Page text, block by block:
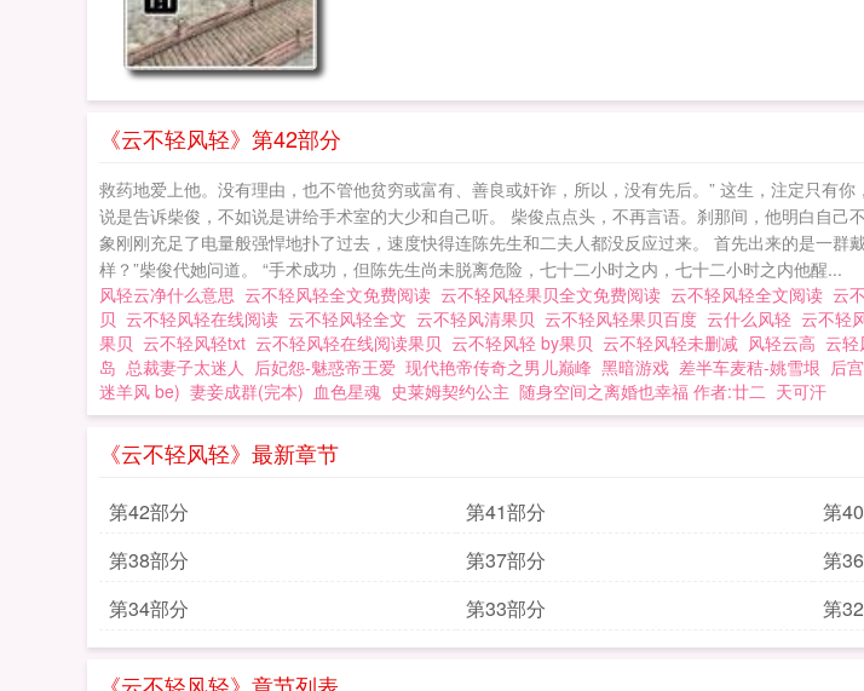
《云不轻风轻》第42部分
救药地爱上他。没有理由，也不管他贫穷或富有、善良或奸诈，所以，没有先后。” 这生，注定只有
说是告诉柴俊，不如说是讲给手术室的大少和自己听。 柴俊点点头，不再言语。刹那间，他明白自
象刚刚充足了电量般强悍地扑了过去，速度快得连陈先生和二夫人都没反应过来。 首先出来的是一
样？”柴俊代她问道。 “手术成功，但陈先生尚未脱离危险，七十二小时之内，七十二小时之内他醒...
风轻云净什么意思 云不轻风轻全文免费阅读 云不轻风轻果贝全文免费阅读 云不轻风轻全文阅读 云
贝 云不轻风轻在线阅读 云不轻风轻全文 云不轻风清果贝 云不轻风轻果贝百度 云什么风轻 云不轻
果贝 云不轻风轻txt 云不轻风轻在线阅读果贝 云不轻风轻 by果贝 云不轻风轻未删减 风轻云高 云轻
岛 总裁妻子太迷人 后妃怨-魅惑帝王爱 现代艳帝传奇之男儿巅峰 黑暗游戏 差半车麦秸-姚雪垠 后
迷羊风 be) 妻妾成群(完本) 血色星魂 史莱姆契约公主 随身空间之离婚也幸福 作者:廿二 天可汗
《云不轻风轻》最新章节
第42部分 第41部分 第
第38部分
第37部分 第
第34部分
第33部分 第